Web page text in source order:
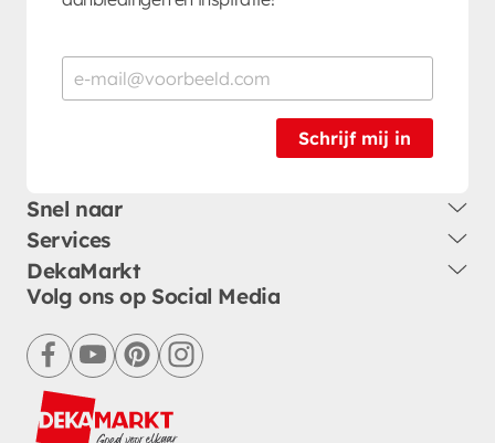
Schrijf mij in
Snel naar
Services
DekaMarkt
Volg ons op Social Media
facebookyoutubepinterestinstagram